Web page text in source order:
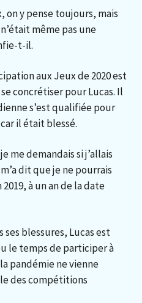
on y pense toujours, mais
même pas une
t-il.
aux Jeux de 2020 est
concrétiser pour Lucas. Il
s’est qualifiée pour
il était blessé.
me demandais si j’allais
dit que je ne pourrais
à un an de la date
blessures, Lucas est
le temps de participer à
pandémie ne vienne
des compétitions